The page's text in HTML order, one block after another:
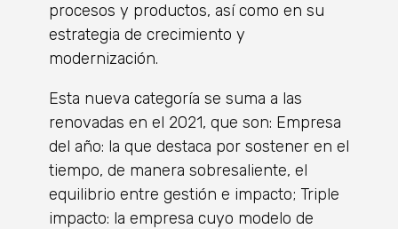
procesos y productos, así como en su
estrategia de crecimiento y
modernización.
Esta nueva categoría se suma a las
renovadas en el 2021, que son: Empresa
del año: la que destaca por sostener en el
tiempo, de manera sobresaliente, el
equilibrio entre gestión e impacto; Triple
impacto: la empresa cuyo modelo de